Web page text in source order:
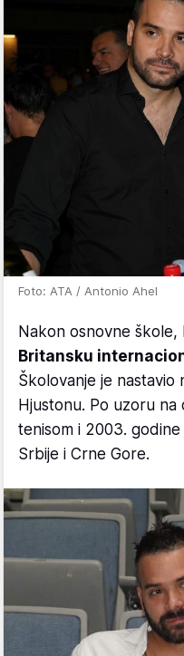
Foto: ATA / Antonio Ahel
Nakon osnovne škole,
Britansku
Školovanje je nastavio
Hjustonu. Po uzoru
tenisom i 2003.
Srbije i Crne Gore.